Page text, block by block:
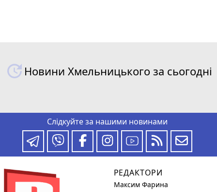
Новини Хмельницького за сьогодні
Слідкуйте за нашими новинами
РЕДАКТОРИ
Максим Фарина